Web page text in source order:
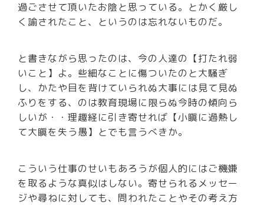
過ごさせて頂いたお陰と思っている。とかく厳し
く諭されたこと、というのは忘れないものだ。
と書きながら思ったのは、今の人達の【打たれ弱
いこと】よ。些細なことに傷ついたのと大騒ぎ
し、かたや目を背けていられぬ大事には見て見ぬ
ふりをする、のは教育現場に限らぬ今時の傾向ら
しいが・・理趣経に引き寄せれば【小瞋に過熱し
て大瞋を失う愚】とでも言うべきか。
こういう仕事のせいもあろうが個人的にはご機嫌
を取るような真似はしない。寄せられるメッセー
ジや尋ねに対しても、問われたことやその考え方